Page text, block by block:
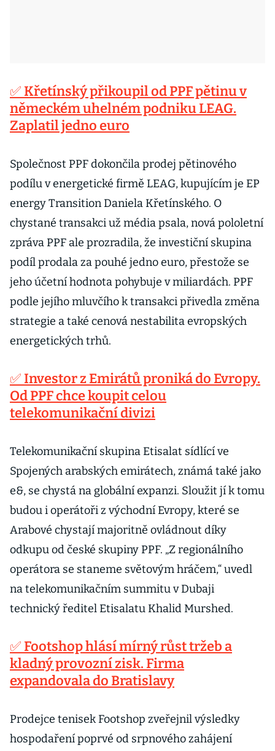
✅ Křetínský přikoupil od PPF pětinu v
německém uhelném podniku LEAG.
Zaplatil jedno euro
Společnost PPF dokončila prodej pětinového
podílu v energetické firmě LEAG, kupujícím je EP
energy Transition Daniela Křetínského. O
chystané transakci už média psala, nová pololetní
zpráva PPF ale prozradila, že investiční skupina
podíl prodala za pouhé jedno euro, přestože se
jeho účetní hodnota pohybuje v miliardách. PPF
podle jejího mluvčího k transakci přivedla změna
strategie a také cenová nestabilita evropských
energetických trhů.
✅ Investor z Emirátů proniká do Evropy.
Od PPF chce koupit celou
telekomunikační divizi
Telekomunikační skupina Etisalat sídlící ve
Spojených arabských emirátech, známá také jako
e&, se chystá na globální expanzi. Sloužit jí k tomu
budou i operátoři z východní Evropy, které se
Arabové chystají majoritně ovládnout díky
odkupu od české skupiny PPF. „Z regionálního
operátora se staneme světovým hráčem,“ uvedl
na telekomunikačním summitu v Dubaji
technický ředitel Etisalatu Khalid Murshed.
✅ Footshop hlásí mírný růst tržeb a
kladný provozní zisk. Firma
expandovala do Bratislavy
Prodejce tenisek Footshop zveřejnil výsledky
hospodaření poprvé od srpnového zahájení